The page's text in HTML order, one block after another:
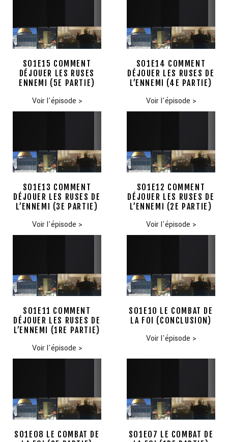
S01E15 COMMENT
DÉJOUER LES RUSES
ENNEMI (5E PARTIE)
Voir l'épisode >
S01E14 COMMENT
DÉJOUER LES RUSES DE
L’ENNEMI (4E PARTIE)
Voir l'épisode >
S01E13 COMMENT
DÉJOUER LES RUSES DE
L’ENNEMI (3E PARTIE)
Voir l'épisode >
S01E12 COMMENT
DÉJOUER LES RUSES DE
L’ENNEMI (2E PARTIE)
Voir l'épisode >
S01E11 COMMENT
DÉJOUER LES RUSES DE
L’ENNEMI (1RE PARTIE)
Voir l'épisode >
S01E10 LE COMBAT DE
LA FOI (CONCLUSION)
Voir l'épisode >
S01E08 LE COMBAT DE
S01E07 LE COMBAT DE